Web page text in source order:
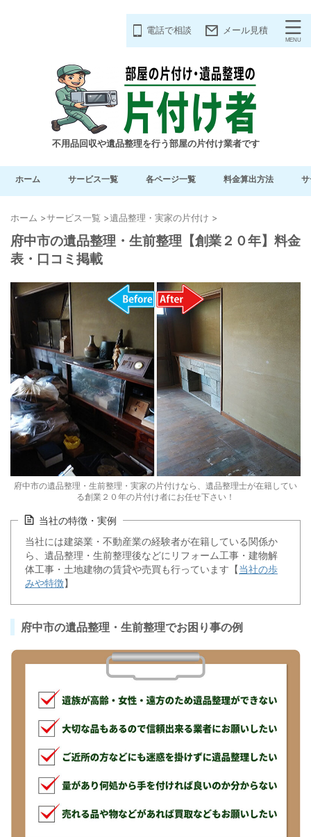
電話で相談 メール見積
不用品回収や遺品整理を行う部屋の片付け業者です
ホーム サービス一覧 各ページ一覧 料金算出方法
ホーム >サービス一覧 >遺品整理・実家の片付け >
府中市の遺品整理・生前整理【創業２０年】料金
表・口コミ掲載
府中市の遺品整理・生前整理・実家の片付けなら、遺品整理士が在籍してい
る創業２０年の片付け者にお任せ下さい！
当社の特徴・実例
当社には建築業・不動産業の経験者が在籍している関係か
ら、遺品整理・生前整理後などにリフォーム工事・建物解
体工事・土地建物の賃貸や売買も行っています【当社の歩
みや特徴】
府中市の遺品整理・生前整理でお困り事の例